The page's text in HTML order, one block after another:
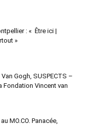
: « Être ici |
»
Gogh, SUSPECTS –
Fondation Vincent van
MO.CO. Panacée,